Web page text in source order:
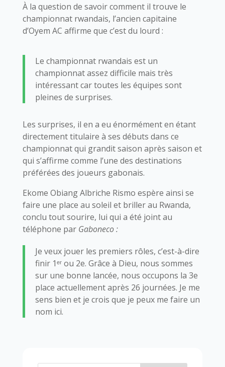
À la question de savoir comment il trouve le
championnat rwandais, l’ancien capitaine
d’Oyem AC affirme que c’est du lourd :
Le championnat rwandais est un
championnat assez difficile mais très
intéressant car toutes les équipes sont
pleines de surprises.
Les surprises, il en a eu énormément en étant
directement titulaire à ses débuts dans ce
championnat qui grandit saison après saison et
qui s’affirme comme l’une des destinations
préférées des joueurs gabonais.
Ekome Obiang Albriche Rismo espère ainsi se
faire une place au soleil et briller au Rwanda,
conclu tout sourire, lui qui a été joint au
téléphone par Gaboneco :
Je veux jouer les premiers rôles, c’est-à-dire
finir 1ᵉʳ ou 2e. Grâce à Dieu, nous sommes
sur une bonne lancée, nous occupons la 3e
place actuellement après 26 journées. Je me
sens bien et je crois que je peux me faire un
nom ici.